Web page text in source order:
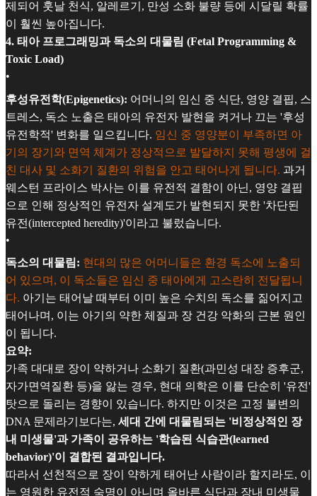
제되어 훗날 천식, 알레르기, 만성 소화 불량 등에 시달릴 확률
이 훨씬 높아집니다.
4. 태아 프로그래밍과 독소의 대물림 (Fetal Programming &
Toxic Load)
•
후성유전학(Epigenetics): 어머니의 임신 중 식단, 영양 결핍, 스
트레스, 독소 노출은 태아의 유전자 발현을 켜거나 끄는 '후성
유전학적' 변화를 일으킵니다. 임신 중 영양분이 부족하면 아
기의 장기와 면역 체계가 정상적으로 발달하지 못해 평생에 걸
친 대사 및 소화기 질환의 위험을 안고 태어나게 됩니다. 과거
웨스턴 프라이스 박사는 이를 유전적 결함이 아닌, 영양 결핍
으로 인해 정상적인 유전자 설계도가 발현되지 못한 '차단된
유전(intercepted heredity)'이라고 불렀습니다.
•
독소의 대물림: 현대의 많은 어머니들은 환경 독소에 노출되
어 있으며, 이 독소들은 임신 중 태아에게 고스란히 전달됩니
다. 아기는 태어날 때부터 이미 높은 수치의 독소를 짊어지고
태어나며, 이는 아기의 약한 체질과 장 건강 악화의 근본 원인
이 됩니다.
요약:
가족 대대로 장이 약하거나 소화기 질환(과민성 대장 증후군,
자가면역질환 등)을 앓는 경우, 현대 의학은 이를 단순히 '유전'
탓으로 돌리는 경향이 있습니다. 하지만 이것은 고정 불변의
DNA 문제라기보다는, 세대 간에 대물림되는 '비정상적인 장
내 미생물'과 가족이 공유하는 '학습된 식습관(learned
behavior)'이 결합된 결과입니다.
따라서 선천적으로 장이 약하게 태어난 사람이라 할지라도, 이
는 영원한 유전적 숙명이 아니며 올바른 식단과 장내 미생물